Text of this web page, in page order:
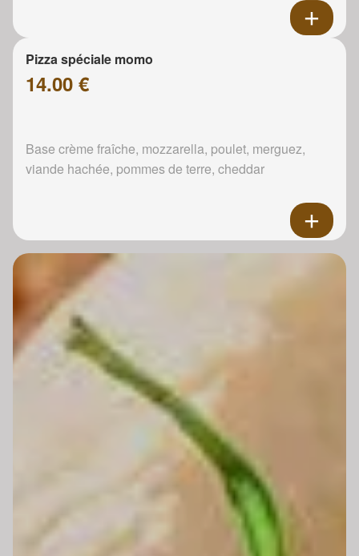
Pizza spéciale momo
14.00 €
Base crème fraîche, mozzarella, poulet, merguez,
viande hachée, pommes de terre, cheddar